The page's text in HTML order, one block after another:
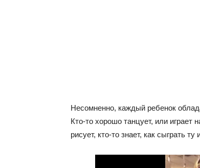
Несомненно, каждый ребенок
Кто-то хорошо танцует, или играет
рисует, кто-то знает, как сыграть